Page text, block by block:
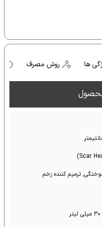
ها روش مصرف
ترمیم کننده زخم